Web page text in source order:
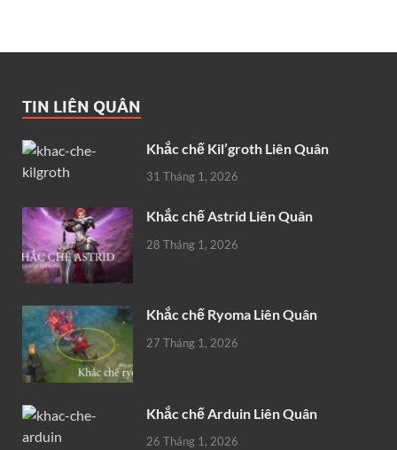
TIN LIÊN QUÂN
Khắc chế Kil’groth Liên Quân
31 Tháng 1, 2026
Khắc chế Astrid Liên Quân
28 Tháng 1, 2026
Khắc chế Ryoma Liên Quân
27 Tháng 1, 2026
Khắc chế Arduin Liên Quân
26 Tháng 1, 2026